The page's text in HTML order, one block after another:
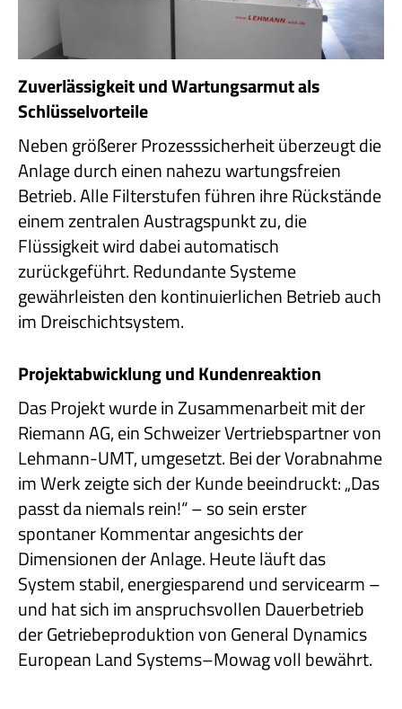
Zuverlässigkeit und Wartungsarmut als
Schlüsselvorteile
Neben größerer Prozesssicherheit überzeugt die
Anlage durch einen nahezu wartungsfreien
Betrieb. Alle Filterstufen führen ihre Rückstände
einem zentralen Austragspunkt zu, die
Flüssigkeit wird dabei automatisch
zurückgeführt. Redundante Systeme
gewährleisten den kontinuierlichen Betrieb auch
im Dreischichtsystem.
Projektabwicklung und Kundenreaktion
Das Projekt wurde in Zusammenarbeit mit der
Riemann AG, ein Schweizer Vertriebspartner von
Lehmann-UMT, umgesetzt. Bei der Vorabnahme
im Werk zeigte sich der Kunde beeindruckt: „Das
passt da niemals rein!“ – so sein erster
spontaner Kommentar angesichts der
Dimensionen der Anlage. Heute läuft das
System stabil, energiesparend und servicearm –
und hat sich im anspruchsvollen Dauerbetrieb
der Getriebeproduktion von General Dynamics
European Land Systems–Mowag voll bewährt.